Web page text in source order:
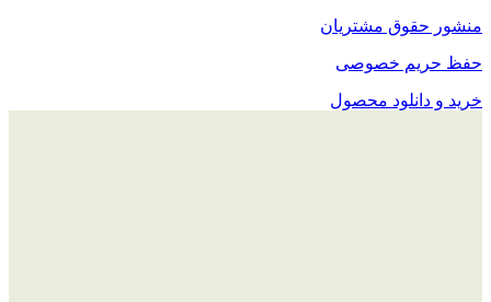
منشور حقوق مشتریان
حفظ حریم خصوصی
خرید و دانلود محصول